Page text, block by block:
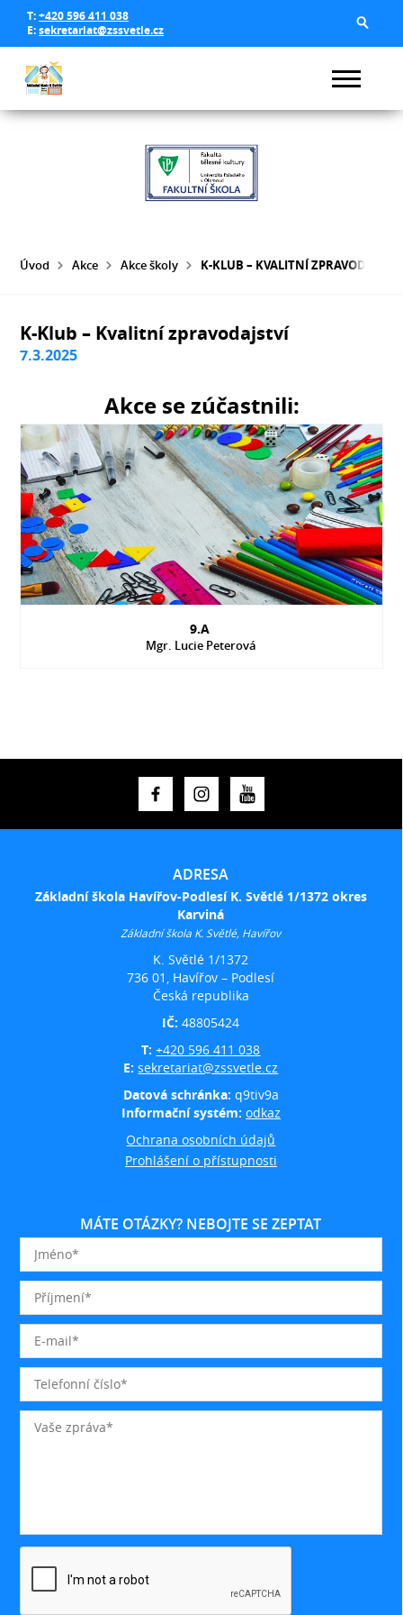
T:+420 596 411 038
E:sekretariat@zssvetle.cz
Úvod Akce Akce školy K-KLUB – KVALITNÍ
K-Klub – Kvalitní zpravodajství
7.3.2025
Akce se zúčastnili:
9.A
Mgr. Lucie Peterová
ADRESA
Základní škola Havířov-Podlesí K. Světlé 1/1372 okres
Karviná
Základní škola K. Světlé, Havířov
K. Světlé 1/1372
736 01, Havířov – Podlesí
Česká republika
IČ:48805424
T:+420 596 411 038
E:sekretariat@zssvetle.cz
Datová schránka: q9tiv9a
Informační systém: odkaz
Ochrana osobních údajů
Prohlášení o přístupnosti
MÁTE OTÁZKY? NEBOJTE SE ZEPTAT